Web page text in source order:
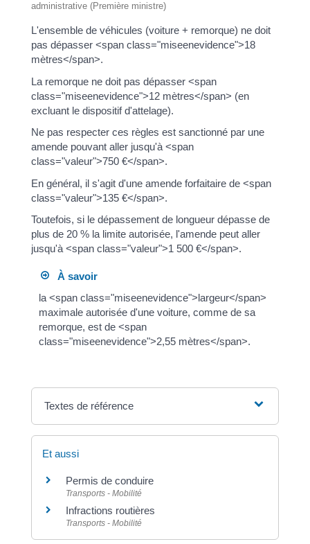
administrative (Première ministre)
L'ensemble de véhicules (voiture + remorque) ne doit
pas dépasser <span class="miseenevidence">18
mètres</span>.
La remorque ne doit pas dépasser <span
class="miseenevidence">12 mètres</span> (en
excluant le dispositif d'attelage).
Ne pas respecter ces règles est sanctionné par une
amende pouvant aller jusqu'à <span
class="valeur">750 €</span>.
En général, il s'agit d'une amende forfaitaire de <span
class="valeur">135 €</span>.
Toutefois, si le dépassement de longueur dépasse de
plus de 20 % la limite autorisée, l'amende peut aller
jusqu'à <span class="valeur">1 500 €</span>.
À savoir
la <span class="miseenevidence">largeur</span>
maximale autorisée d'une voiture, comme de sa
remorque, est de <span
class="miseenevidence">2,55 mètres</span>.
Textes de référence
Et aussi
Permis de conduire
Transports - Mobilité
Infractions routières
Transports - Mobilité